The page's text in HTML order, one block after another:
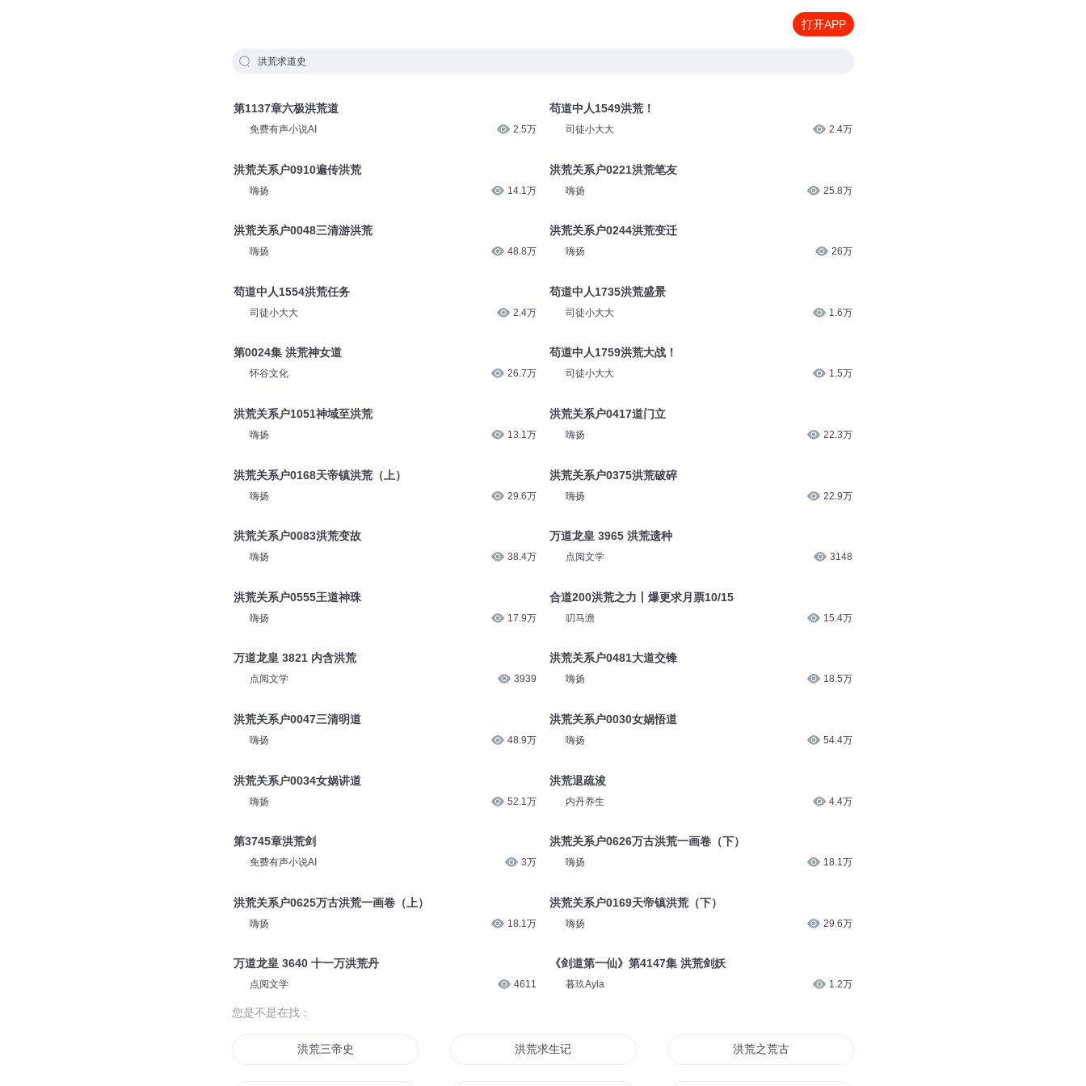
打开APP
洪荒求道史
第1137章六极洪荒道
免费有声小说AI 2.5万
洪荒关系户0910遍传洪荒
嗨扬 14.1万
洪荒关系户0048三清游洪荒
嗨扬 48.8万
苟道中人1554洪荒任务
司徒小大大 2.4万
第0024集 洪荒神女道
怀谷文化 26.7万
洪荒关系户1051神域至洪荒
嗨扬 13.1万
洪荒关系户0168天帝镇洪荒（上）
嗨扬 29.6万
洪荒关系户0083洪荒变故
嗨扬 38.4万
洪荒关系户0555王道神珠
嗨扬 17.9万
万道龙皇 3821 内含洪荒
点阅文学 3939
洪荒关系户0047三清明道
嗨扬 48.9万
洪荒关系户0034女娲讲道
嗨扬 52.1万
第3745章洪荒剑
免费有声小说AI 3万
洪荒关系户0625万古洪荒一画卷（上）
嗨扬 18.1万
万道龙皇 3640 十一万洪荒丹
点阅文学 4611
苟道中人1549洪荒！
司徒小大大 2.4万
洪荒关系户0221洪荒笔友
嗨扬 25.8万
洪荒关系户0244洪荒变迁
嗨扬 26万
苟道中人1735洪荒盛景
司徒小大大 1.6万
苟道中人1759洪荒大战！
司徒小大大 1.5万
洪荒关系户0417道门立
嗨扬 22.3万
洪荒关系户0375洪荒破碎
嗨扬 22.9万
万道龙皇 3965 洪荒遗种
点阅文学 3148
合道200洪荒之力丨爆更求月票10/15
叨马澹 15.4万
洪荒关系户0481大道交锋
嗨扬 18.5万
洪荒关系户0030女娲悟道
嗨扬 54.4万
洪荒退疏浚
内丹养生 4.4万
洪荒关系户0626万古洪荒一画卷（下）
嗨扬 18.1万
洪荒关系户0169天帝镇洪荒（下）
嗨扬 29.6万
《剑道第一仙》第4147集 洪荒剑妖
暮玖Ayla 1.2万
您是不是在找：
洪荒三帝史 洪荒求生记 洪荒之荒古妖帝